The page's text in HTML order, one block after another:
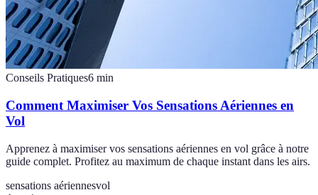
Conseils Pratiques6 min
Comment Maximiser Vos Sensations Aériennes en
Vol
Apprenez à maximiser vos sensations aériennes en vol grâce à notre
guide complet. Profitez au maximum de chaque instant dans les airs.
sensations aériennesvol